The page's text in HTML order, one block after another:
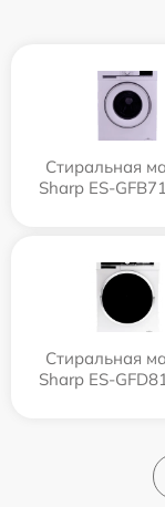
Стиральная
Sharp ES-
Стиральная
Sharp ES-